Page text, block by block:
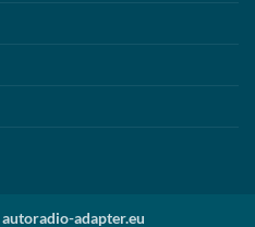
autoradio-adapter.eu